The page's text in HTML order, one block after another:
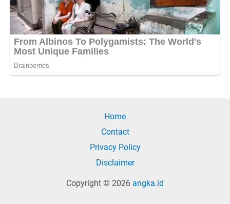
Home
Contact
Privacy Policy
Disclaimer
Copyright © 2026 angka.id